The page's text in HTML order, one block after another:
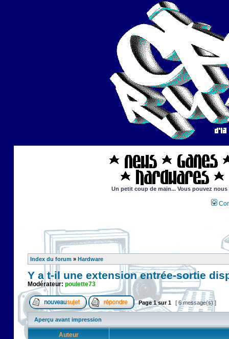
Un petit coup de main... Vous pouvez
Index du forum » Hardware
Y a t-il une extension entrée-sortie
Modérateur: poulette73
Page1sur1 [ 6 message(s) ]
Aperçu avant impression
Auteur